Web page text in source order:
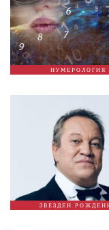
НУМЕРОЛОГИЯ
ЗВЕЗДЕН